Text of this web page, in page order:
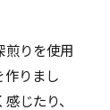
煎りを使用
作りまし
じたり、